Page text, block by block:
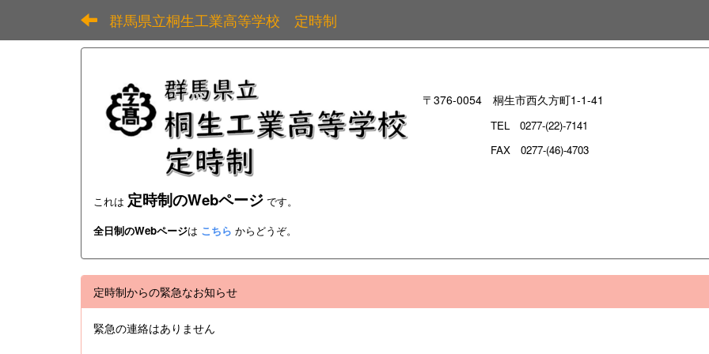
群馬県立桐生工業高等学校 定時制
〒376-0054 桐生市西久方町1-1-41
TEL 0277-(22)-7141
FAX 0277-(46)-4703
これは 定時制のWebページ です。
全日制のWebページは こちら からどうぞ。
定時制からの緊急なお知らせ
緊急の連絡はありません